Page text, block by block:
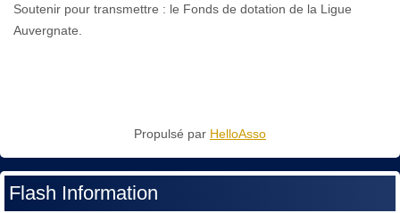
Soutenir pour transmettre : le Fonds de dotation de la Ligue
Auvergnate.
Propulsé par HelloAsso
Flash Information